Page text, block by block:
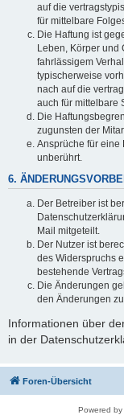
auf die
für mittelbare
Die Haftung ist
Leben, Körper und
fahrlässigem
typischerweise
nach auf die
auch für mittelbare
Die
zugunsten der
Ansprüche für eine
unberührt.
6.
Der Betreiber ist
Mail mitgeteilt.
Der Nutzer ist
des Widerspruchs
bestehende
Die Änderungen
den Änderungen
Informationen über
in der
Foren-Übersicht
Powered by